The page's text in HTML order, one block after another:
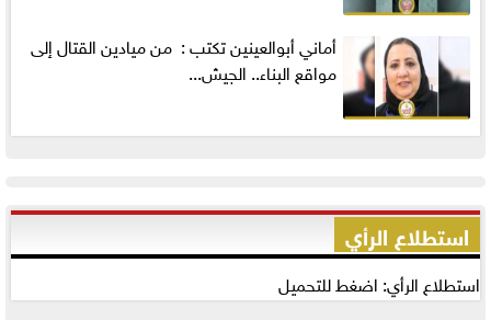
أماني‭ ‬أبوالعينين‭ ‬تكتب‭ : ‬ من ميادين القتال إلى
مواقع البناء.. الجيش...
استطلاع الرأي
استطلاع الرأي: اضغط للتحميل